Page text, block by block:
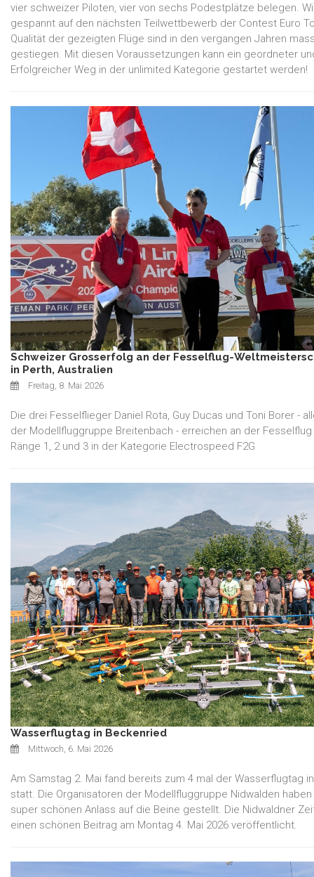
vier schweizer Piloten, vier von sechs Podestplätze belegen.
gespannt auf den nächsten Teilwettbewerb der Contest Euro
Qualität der gezeigten Flüge sind in den vergangen Jahren
gestiegen. Mit diesen Voraussetzungen kann ein geordneter
Erfolgreicher Weg in der unlimited Kategorie gestartet werden!
Schweizer Grosserfolg an der Fesselflug-
in Perth, Australien
Freitag, 8. Mai 2026
Die drei Fesselflieger Daniel Rota, Guy Ducas und Toni Borer -
der Modellfluggruppe Breitenbach - erreichen an der Fesselflug
Ränge 1, 2 und 3 in der Kategorie Electrospeed F2G
Wasserflugtag in Beckenried
Mittwoch, 6. Mai 2026
Am Samstag 2. Mai fand bereits zum 4 mal der Wasserflugtag
statt. Die Organisatoren der Modellfluggruppe Nidwalden
super schönen Anlass auf die Beine gestellt. Die Nidwaldner
einen schönen Beitrag am Montag 4. Mai 2026 veröffentlicht.